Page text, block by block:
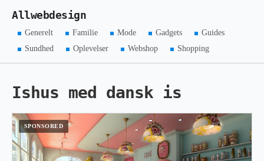
Allwebdesign
Generelt Familie Mode Gadgets
Guides
Sundhed
Oplevelser Webshop Shopping
Ishus med dansk is